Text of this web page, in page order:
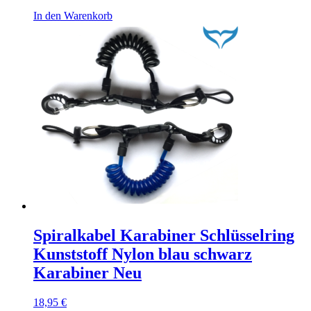
In den Warenkorb
Spiralkabel Karabiner Schlüsselring
Kunststoff Nylon blau schwarz
Karabiner Neu
18,95 €